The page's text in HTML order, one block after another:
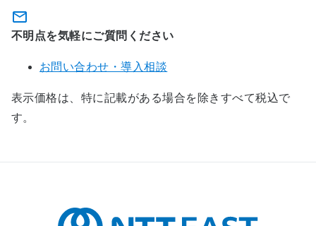
不明点を気軽にご質問ください
お問い合わせ・導入相談
表示価格は、特に記載がある場合を除きすべて税込で
す。